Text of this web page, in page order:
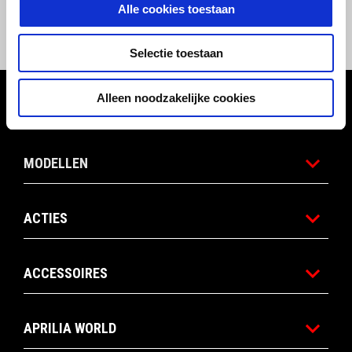
Alle cookies toestaan
Selectie toestaan
Alleen noodzakelijke cookies
verplichting van Piaggio & C. SpA. Voor vragen en/of opmerkingen over
deze actie en/of de actievoorwaarden kunt u contact opnemen met de
officiële Aprilia dealer.
MODELLEN
ACTIES
ACCESSOIRES
APRILIA WORLD